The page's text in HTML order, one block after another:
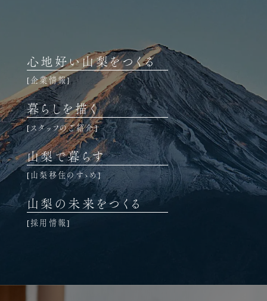
心地好い山梨をつくる
企業情報
暮らしを描く
スタッフのご紹介
山梨で暮らす
山梨移住のすゝめ
山梨の未来をつくる
採用情報